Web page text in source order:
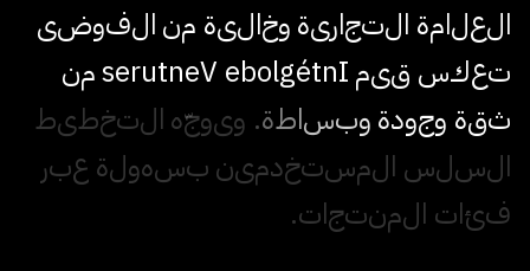
العلامة التجاريةوخالية منالفوضى
تعكس قيمI
n
t
é
g
l
o
b
e
V
e
n
t
u
r
e
sمن
ثقة وجودةوبساطة. ويوجهالتخطيط
السلس المستخدمينبسهولة عبر
فئات المنتجات.